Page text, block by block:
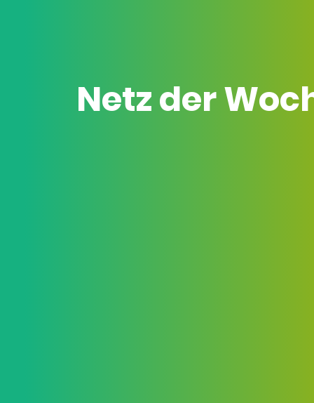
Netz der